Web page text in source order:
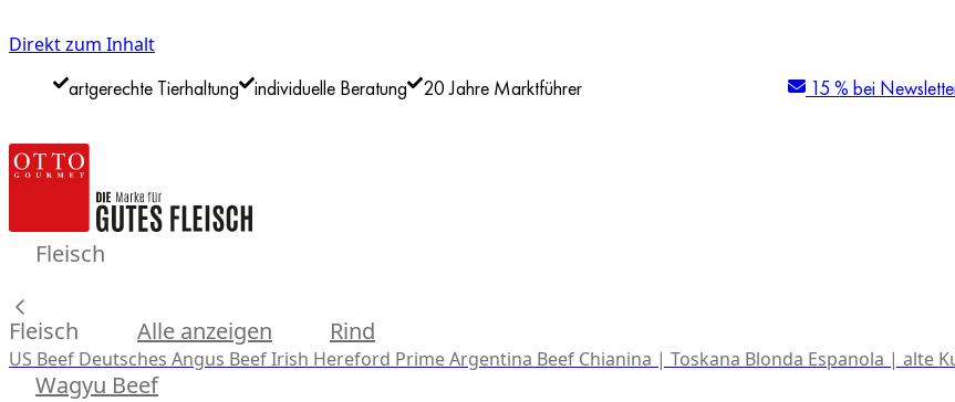
Direkt zum Inhalt
artgerechte Tierhaltung individuelle Beratung 20 Jahre Marktführer 15 % bei
Fleisch
Fleisch Alle anzeigen Rind
US Beef Deutsches Angus BeefIrish Hereford PrimeArgentina Beef Chianina | Toskana Blonda Espanola | alte
Wagyu Beef